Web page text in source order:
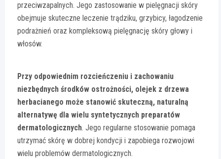
przeciwzapalnych. Jego zastosowanie w pielęgnacji skóry
obejmuje skuteczne leczenie trądziku, grzybicy, łagodzenie
podrażnień oraz kompleksową pielęgnację skóry głowy i
włosów.
Przy odpowiednim rozcieńczeniu i zachowaniu
niezbędnych środków ostrożności, olejek z drzewa
herbacianego może stanowić skuteczną, naturalną
alternatywę dla wielu syntetycznych preparatów
dermatologicznych. Jego regularne stosowanie pomaga
utrzymać skórę w dobrej kondycji i zapobiega rozwojowi
wielu problemów dermatologicznych.